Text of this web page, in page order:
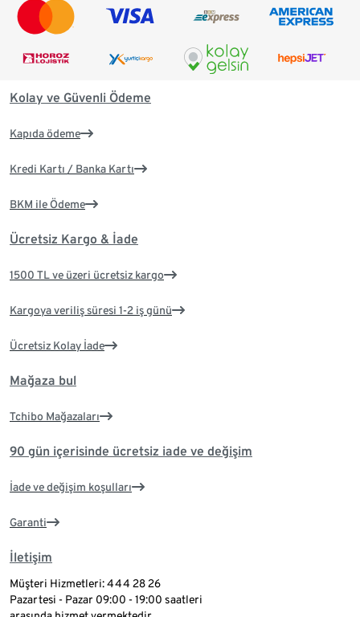
Kolay ve Güvenli Ödeme
Kapıda ödeme
Kredi Kartı / Banka Kartı
BKM ile Ödeme
Ücretsiz Kargo & İade
1500 TL ve üzeri ücretsiz kargo
Kargoya veriliş süresi 1-2 iş günü
Ücretsiz Kolay İade
Mağaza bul
Tchibo Mağazaları
90 gün içerisinde ücretsiz iade ve değişim
İade ve değişim koşulları
Garanti
İletişim
Müşteri Hizmetleri: 444 28 26
Pazartesi - Pazar 09:00 - 19:00 saatleri